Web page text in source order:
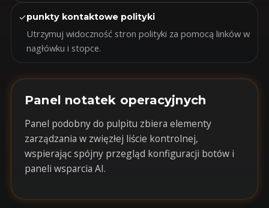
✓punkty kontaktowe polityki
Utrzymuj widoczność stron polityki za pomocą linków w
nagłówku i stopce.
Panel notatek operacyjnych
Panel podobny do pulpitu zbiera elementy
zarządzania w zwięzłej liście kontrolnej,
wspierając spójny przegląd konfiguracji botów i
paneli wsparcia AI.